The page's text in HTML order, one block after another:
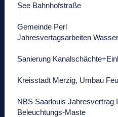
See Bahnhofstraße
Gemeinde Perl
Jahresvertagsarbeiten
Sanierung
Kreisstadt Merzig, Umbau
NBS Saarlouis Jahresvertrag
Beleuchtungs-Maste